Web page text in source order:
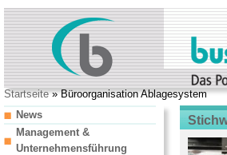
Startseite» Büroorganisation Ablagesystem
News
Management &
Unternehmensführung